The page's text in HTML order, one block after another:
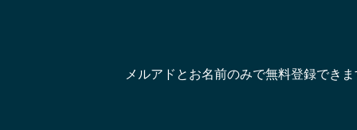
メルアドとお名前のみで無料登録できま